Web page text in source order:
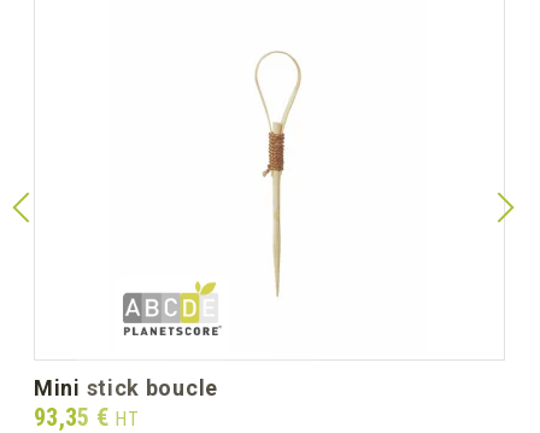
mini stick boucle
Prix
93,35 € HT